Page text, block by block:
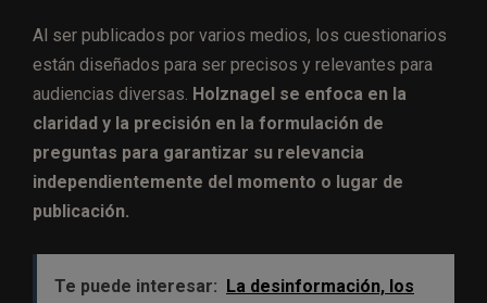
Al ser publicados por varios medios, los cuestionarios
están diseñados para ser precisos y relevantes para
audiencias diversas. Holznagel se enfoca en la
claridad y la precisión en la formulación de
preguntas para garantizar su relevancia
independientemente del momento o lugar de
publicación.
Te puede interesar: La desinformación, los